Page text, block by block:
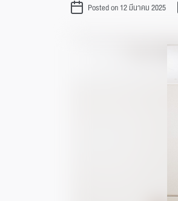
Posted on 12 มีนาคม 2025